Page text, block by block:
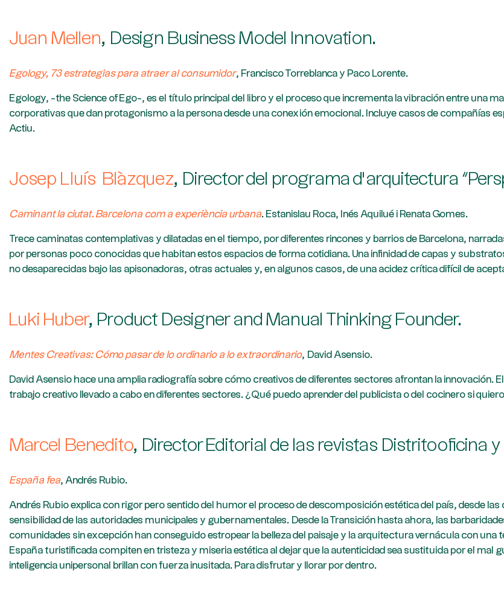
Juan Mellen, Design Business Model Innovation.
Egology, 73 estrategias para atraer al consumidor, Francisco Torreblanca y Paco Lorente.
Egology, -the Science of Ego-, es el título principal del libro y el proceso que incrementa la vibración entre una
corporativas que dan protagonismo a la persona desde una conexión emocional. Incluye casos de compañías
Actiu.
Josep Lluís Blàzquez, Director del programa d’arquitectura
Caminant la ciutat. Barcelona com a experiència urbana. Estanislau Roca, Inés Aquilué i Renata Gomes.
Trece caminatas contemplativas y dilatadas en el tiempo, por diferentes rincones y barrios de Barcelona,
por personas poco conocidas que habitan estos espacios de forma cotidiana. Una infinidad de capas y
no desaparecidas bajo las apisonadoras, otras actuales y, en algunos casos, de una acidez crítica difícil de
Luki Huber, Product Designer and Manual Thinking Founder.
Mentes Creativas: Cómo pasar de lo ordinario a lo extraordinario, David Asensio.
David Asensio hace una amplia radiografía sobre cómo creativos de diferentes sectores afrontan la innovación.
trabajo creativo llevado a cabo en diferentes sectores. ¿Qué puedo aprender del publicista o del cocinero si
Marcel Benedito, Director Editorial de las revistas Distritooficina
España fea, Andrés Rubio.
Andrés Rubio explica con rigor pero sentido del humor el proceso de descomposición estética del país, desde
sensibilidad de las autoridades municipales y gubernamentales. Desde la Transición hasta ahora, las
comunidades sin excepción han conseguido estropear la belleza del paisaje y la arquitectura vernácula con
España turistificada compiten en tristeza y miseria estética al dejar que la autenticidad sea sustituida por el mal
inteligencia unipersonal brillan con fuerza inusitada. Para disfrutar y llorar por dentro.